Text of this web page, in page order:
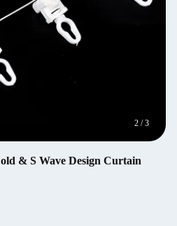
2 /3
& S Wave Design Curtain